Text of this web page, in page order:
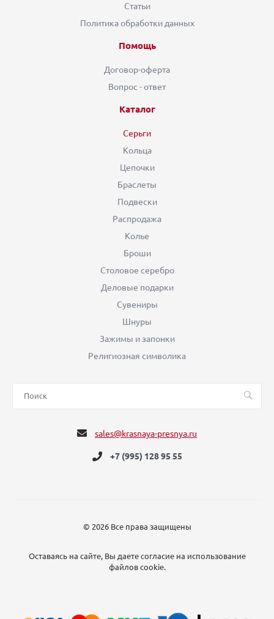
Статьи
Политика обработки данных
Помощь
Договор-оферта
Вопрос - ответ
Каталог
Серьги
Кольца
Цепочки
Браслеты
Подвески
Распродажа
Колье
Броши
Столовое серебро
Деловые подарки
Сувениры
Шнуры
Зажимы и запонки
Религиозная символика
sales@krasnaya-presnya.ru
+7 (995) 128 95 55
© 2026 Все права защищены
Оставаясь на сайте, Вы даете согласие на использование
файлов cookie.